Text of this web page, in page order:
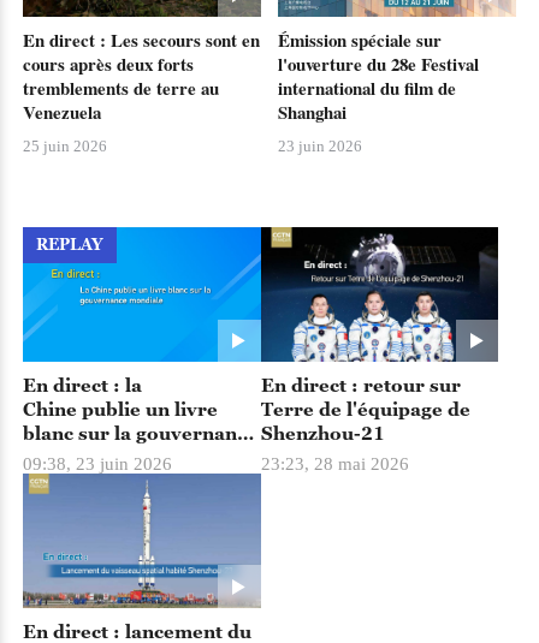
En direct : Les secours sont en
cours après deux forts
tremblements de terre au
Venezuela
25 juin 2026
Émission spéciale sur
l'ouverture du 28e Festival
international du film de
Shanghai
23 juin 2026
REPLAY
En direct : la
Chine publie un livre
blanc sur la gouvernance
mondiale
09:38, 23 juin 2026
En direct : retour sur
Terre de l'équipage de
Shenzhou-21
23:23, 28 mai 2026
En direct : lancement du